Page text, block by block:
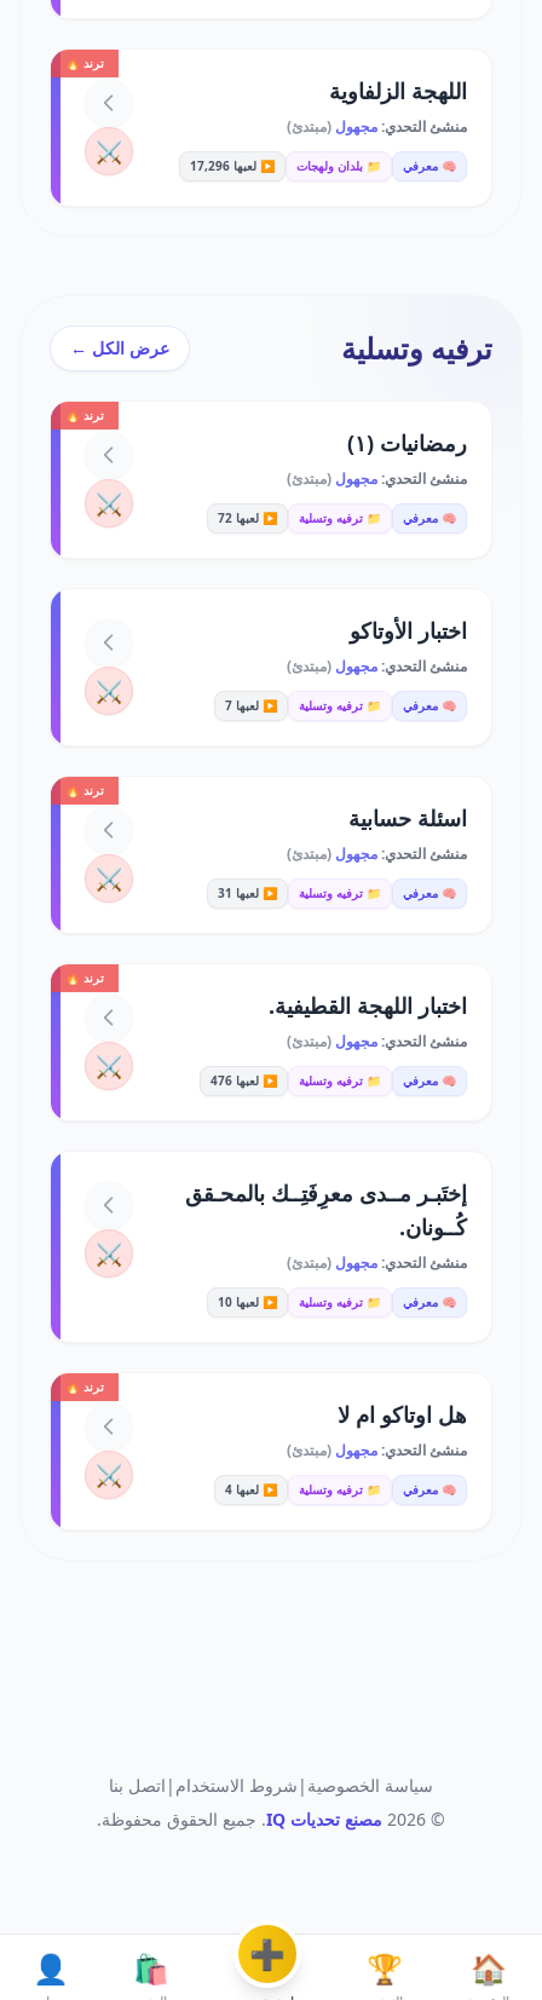
ترند 🔥
اللهجة الزلفاوية
منشئ التحدي:مجهول (مبتدئ)
🧠 معرفي 📁 بلدان ولهجات ▶️ لعبها 17,296 ⚔️
ترفيه وتسلية عرض الكل ←
ترند 🔥
رمضانيات (١)
منشئ التحدي:مجهول (مبتدئ)
🧠 معرفي 📁 ترفيه وتسلية ▶️ لعبها 72 ⚔️
اختبار الأوتاكو
منشئ التحدي:مجهول (مبتدئ)
🧠 معرفي 📁 ترفيه وتسلية ▶️ لعبها 7 ⚔️
ترند 🔥
اسئلة حسابية
منشئ التحدي:مجهول (مبتدئ)
🧠 معرفي 📁 ترفيه وتسلية ▶️ لعبها 31 ⚔️
ترند 🔥
اختبار اللهجة القطيفية.
منشئ التحدي:مجهول (مبتدئ)
🧠 معرفي 📁 ترفيه وتسلية ▶️ لعبها 476 ⚔️
إختَبـر مــدى معرِفَتِــك بالمحـقق
كُــونان.
منشئ التحدي:مجهول (مبتدئ)
🧠 معرفي 📁 ترفيه وتسلية ▶️ لعبها 10
⚔️
ترند 🔥
هل اوتاكو ام لا
منشئ التحدي:مجهول (مبتدئ)
🧠 معرفي 📁 ترفيه وتسلية ▶️ لعبها 4 ⚔️
🏠
🏆
➕
🛍️
👤
سياسة الخصوصية | شروط الاستخدام | اتصل بنا
© 2026
مصنع تحديات IQ . جميع الحقوق محفوظة.